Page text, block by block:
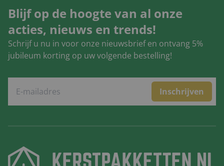
Blijf op de hoogte van al onze
acties, nieuws en trends!
Schrijf u nu in voor onze nieuwsbrief en ontvang 5%
jubileum korting op uw volgende bestelling!
Inschrijven